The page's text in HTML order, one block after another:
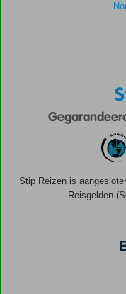
Stip Reizen is
Reisgelden